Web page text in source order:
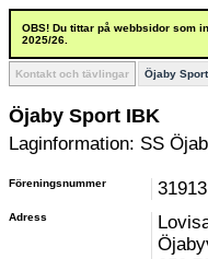
OBS! Du tittar på webbsidor som
2025/26.
Kontakt och tävlingar Öjaby
Öjaby Sport IBK
Laginformation: SS
Föreningsnummer 31913
Adress